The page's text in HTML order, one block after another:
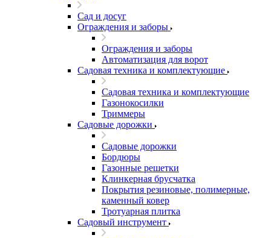
Сад и досуг
Ограждения и заборы
Ограждения и заборы
Автоматизация для ворот
Садовая техника и комплектующие
Садовая техника и комплектующие
Газонокосилки
Триммеры
Садовые дорожки
Садовые дорожки
Бордюры
Газонные решетки
Клинкерная брусчатка
Покрытия резиновые, полимерные,
каменный ковер
Тротуарная плитка
Садовый инструмент